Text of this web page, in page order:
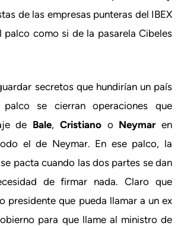
de las empresas punteras del IBEX
palco como si de la pasarela Cibeles
secretos que hundirían un país
se cierran operaciones que
de Bale, Cristianoo Neymaren
el de Neymar. En ese palco, la
pacta cuando las dos partes se dan
de firmar nada. Claro que
presidente que pueda llamar a un ex
para que llame al ministro de